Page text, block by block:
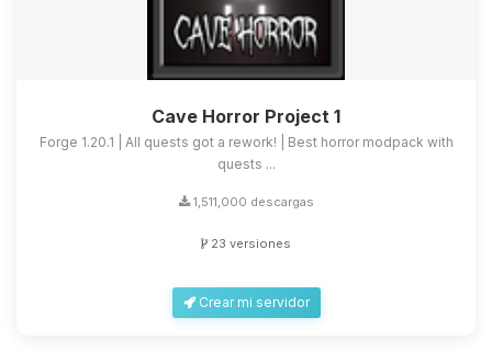
Cave Horror Project 1
Forge 1.20.1 | All quests got a rework! | Best horror modpack with
quests ...
1,511,000 descargas
23 versiones
Crear mi servidor